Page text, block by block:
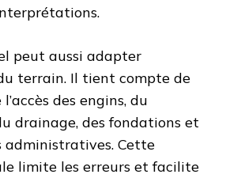
peut aussi adapter
terrain. Il tient compte de
des engins, du
drainage, des fondations et
administratives. Cette
limite les erreurs et facilite